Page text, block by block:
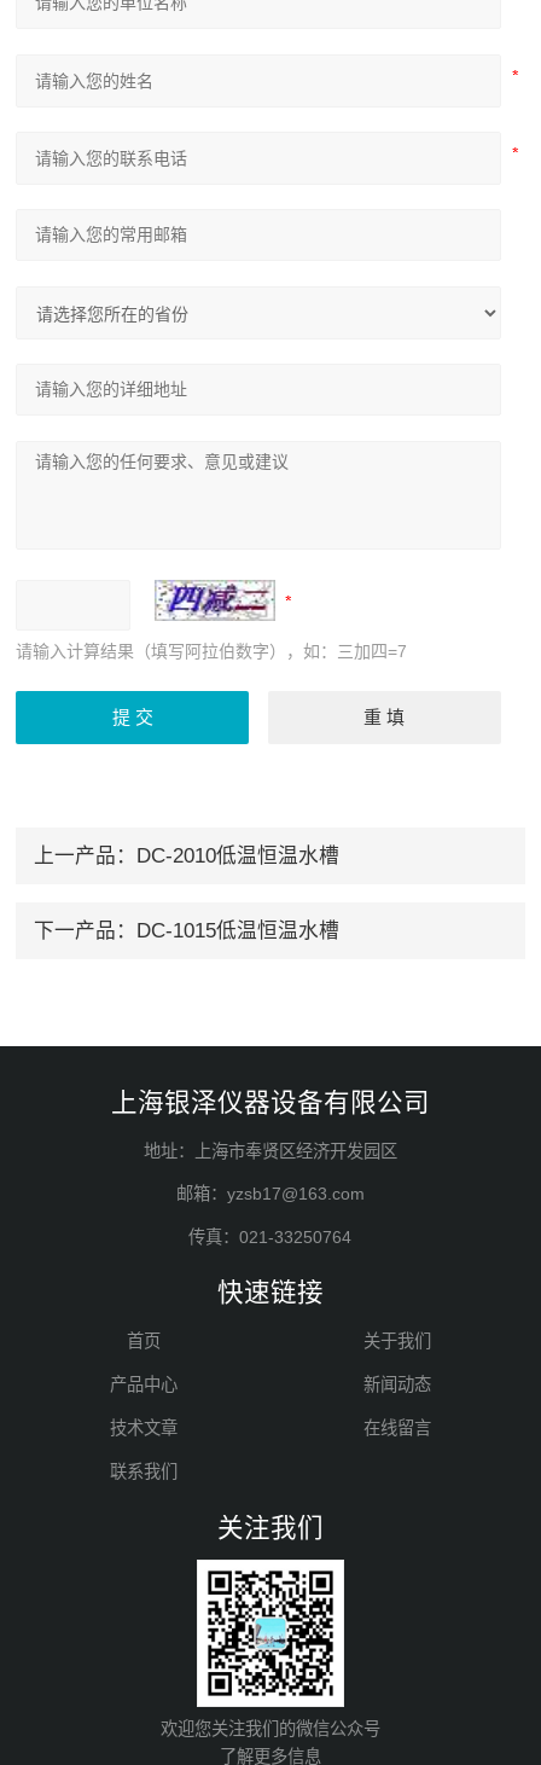
请输入计算结果（填写阿拉伯数字），如：三加四=7
上一产品： DC-2010低温恒温水槽
下一产品： DC-1015低温恒温水槽
上海银泽仪器设备有限公司
地址：上海市奉贤区经济开发园区
邮箱：yzsb17@163.com
传真：021-33250764
快速链接
首页 关于我们
产品中心 新闻动态
技术文章 在线留言
联系我们
关注我们
欢迎您关注我们的微信公众号
了解更多信息